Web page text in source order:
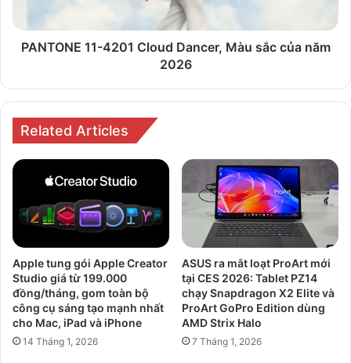
năm
2026
PANTONE 11-4201 Cloud Dancer, Màu sắc của năm
2026
Related Articles
Apple tung gói Apple Creator
Studio giá từ 199.000
đồng/tháng, gom toàn bộ
công cụ sáng tạo mạnh nhất
cho Mac, iPad và iPhone
14 Tháng 1, 2026
ASUS ra mắt loạt ProArt mới
tại CES 2026: Tablet PZ14
chạy Snapdragon X2 Elite và
ProArt GoPro Edition dùng
AMD Strix Halo
7 Tháng 1, 2026